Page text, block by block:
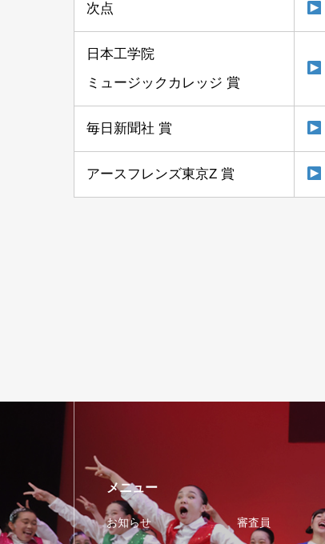
次点
日本工学院
ミュージックカレッジ 賞
毎日新聞社 賞
アースフレンズ東京Z 賞
メニュー
お知らせ 審査員